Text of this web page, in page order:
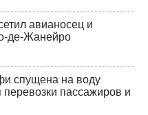
авианосец и
де-Жанейро
спущена на воду
пассажиров и